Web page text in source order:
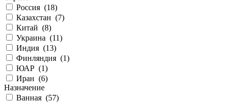
Россия (18)
Казахстан (7)
Китай (8)
Украина (11)
Индия (13)
Финляндия (1)
ЮАР (1)
Иран (6)
Назначение
Ванная (57)